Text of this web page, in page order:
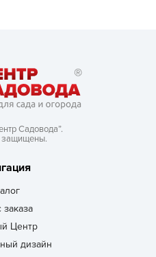
Садовода”.
защищены.
заказа
Центр
дизайн